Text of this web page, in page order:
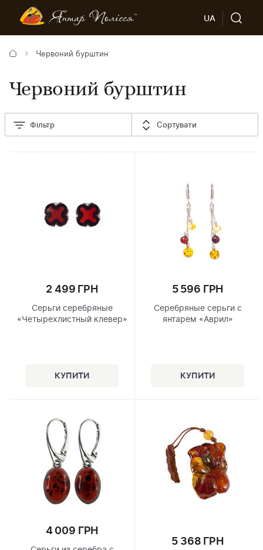
UA
Червоний бурштин
Червоний бурштин
Фільтр Сортувати
2 499 ГРН
Серьги серебряные
«Четырехлистный клевер»
5 596 ГРН
Серебряные серьги с
янтарем «Аврил»
4 009 ГРН
5 368 ГРН